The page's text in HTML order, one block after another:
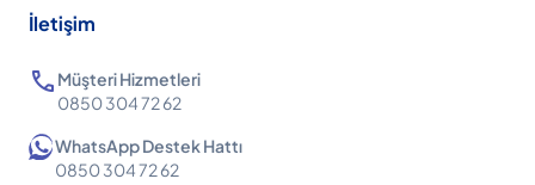
İletişim
call Müşteri Hizmetleri
0850 304 72 62
WhatsApp Destek Hattı
0850 304 72 62